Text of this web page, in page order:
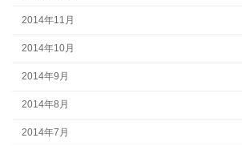
2014年11月
2014年10月
2014年9月
2014年8月
2014年7月